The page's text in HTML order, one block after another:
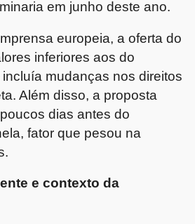
em junho deste ano.
europeia, a oferta do
inferiores aos do
mudanças nos direitos
Além disso, a proposta
dias antes do
fator que pesou na
e contexto da